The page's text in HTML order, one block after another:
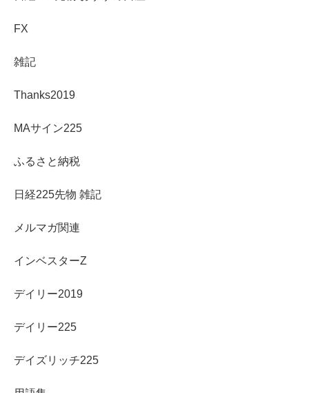
FX
雑記
Thanks2019
MAサイン225
ふるさと納税
日経225先物 雑記
メルマガ関連
インベスターZ
デイリー2019
デイリー225
デイズリッチ225